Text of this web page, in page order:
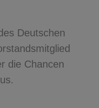
Deutschen
die Chancen